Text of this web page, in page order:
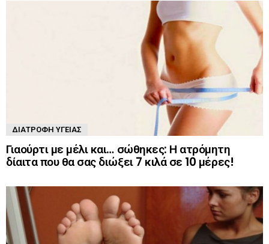
ΔΙΑΤΡΟΦΉ ΥΓΕΊΑΣ
Γιαούρτι με μέλι και… σώθηκες: Η ατρόμητη
δίαιτα που θα σας διώξει 7 κιλά σε 10 μέρες!